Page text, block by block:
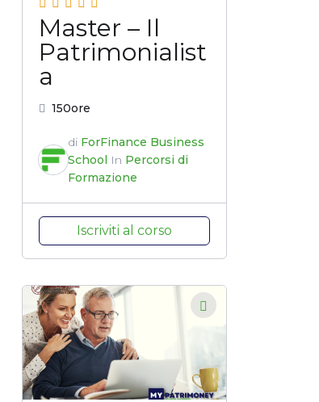
Master – Il
Patrimonialist
a
150ore
di ForFinance Business
School In Percorsi di
Formazione
Iscriviti al corso